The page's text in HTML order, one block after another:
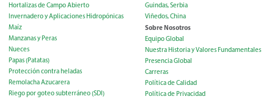
Hortalizas de Campo Abierto
Invernadero y Aplicaciones Hidropónicas
Maíz
Manzanas y Peras
Nueces
Papas (Patatas)
Protección contra heladas
Remolacha Azucarera
Riego por goteo subterráneo (SDI)
Guindas, Serbia
Viñedos, China
Sobre Nosotros
Equipo Global
Nuestra Historia y Valores Fundamentales
Presencia Global
Carreras
Política de Calidad
Política de Privacidad